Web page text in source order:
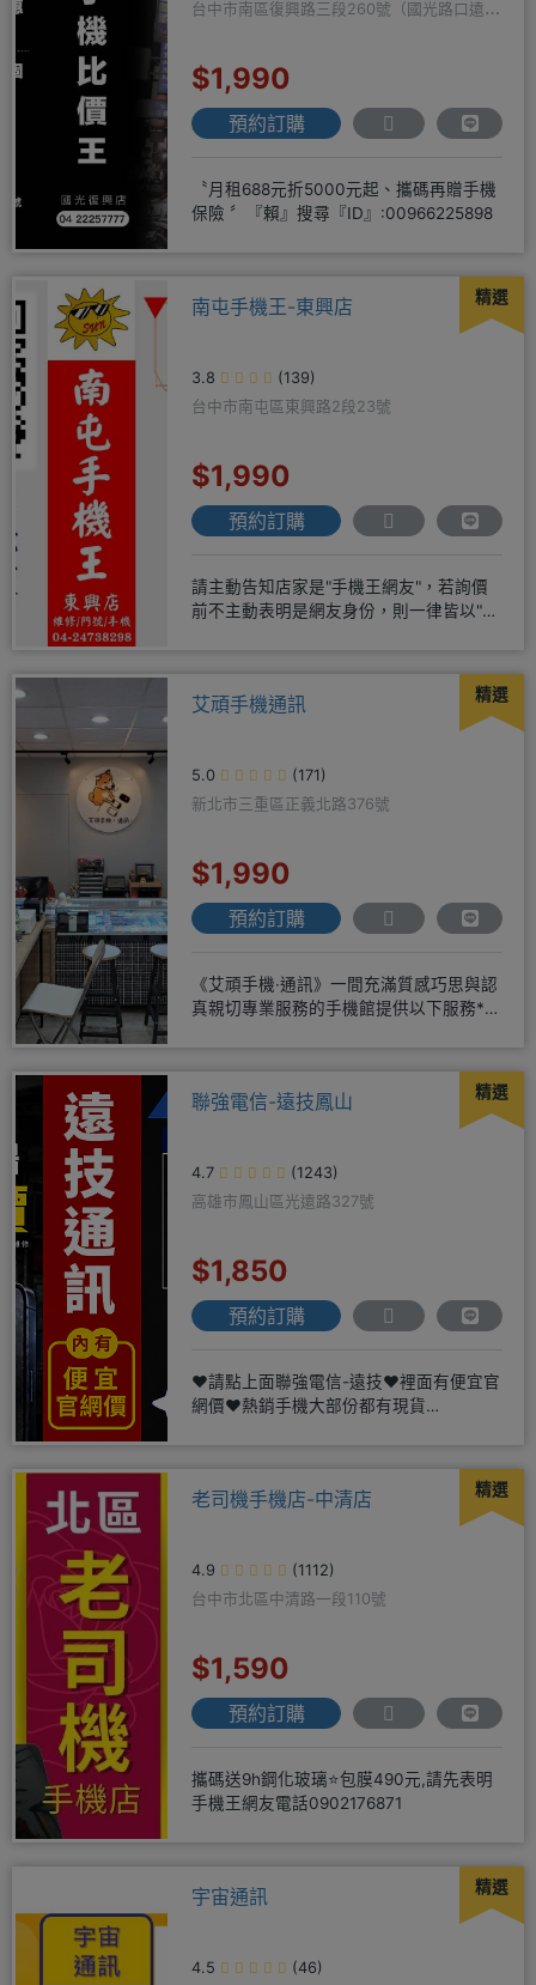
台中市南區復興路三段260號（國光路口遠傳
$1,990
預約訂購
〝月租688元折5000元起、攜碼再贈手機
保險 〞『賴』搜尋『ID』:00966225898
精選
南屯手機王-東興店
3.8
(139)
台中市南屯區東興路2段23號
$1,990
預約訂購
請主動告知店家是"手機王網友"，若詢價
前不主動表明是網友身份，則一律皆以"現
精選
艾頑手機通訊
5.0
(171)
新北市三重區正義北路376號
$1,990
預約訂購
《艾頑手機·通訊》一間充滿質感巧思與認
真親切專業服務的手機館提供以下服務*免
精選
聯強電信-遠技鳳山
4.7
(1243)
高雄市鳳山區光遠路327號
$1,850
預約訂購
❤️請點上面聯強電信-遠技❤️裡面有便宜官
網價❤️熱銷手機大部份都有現貨
精選
老司機手機店-中清店
4.9
(1112)
台中市北區中清路一段110號
$1,590
預約訂購
攜碼送9h鋼化玻璃⭐包膜490元,請先表明
手機王網友電話0902176871
精選
宇宙通訊
4.5
(46)